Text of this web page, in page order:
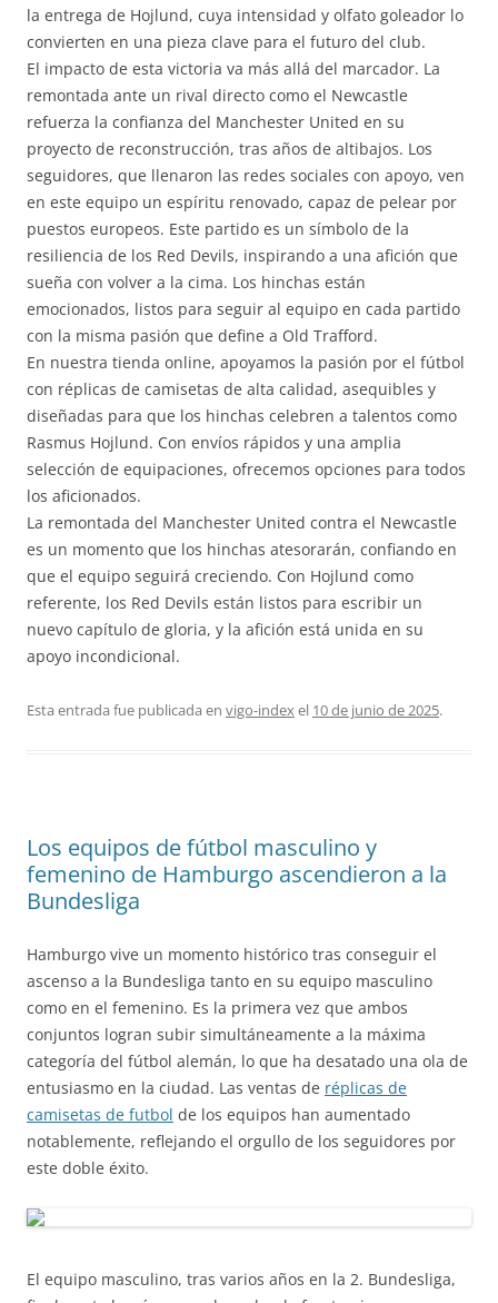
la entrega de Hojlund, cuya intensidad y olfato goleador lo
convierten en una pieza clave para el futuro del club.
El impacto de esta victoria va más allá del marcador. La
remontada ante un rival directo como el Newcastle
refuerza la confianza del Manchester United en su
proyecto de reconstrucción, tras años de altibajos. Los
seguidores, que llenaron las redes sociales con apoyo, ven
en este equipo un espíritu renovado, capaz de pelear por
puestos europeos. Este partido es un símbolo de la
resiliencia de los Red Devils, inspirando a una afición que
sueña con volver a la cima. Los hinchas están
emocionados, listos para seguir al equipo en cada partido
con la misma pasión que define a Old Trafford.
En nuestra tienda online, apoyamos la pasión por el fútbol
con réplicas de camisetas de alta calidad, asequibles y
diseñadas para que los hinchas celebren a talentos como
Rasmus Hojlund. Con envíos rápidos y una amplia
selección de equipaciones, ofrecemos opciones para todos
los aficionados.
La remontada del Manchester United contra el Newcastle
es un momento que los hinchas atesorarán, confiando en
que el equipo seguirá creciendo. Con Hojlund como
referente, los Red Devils están listos para escribir un
nuevo capítulo de gloria, y la afición está unida en su
apoyo incondicional.
Esta entrada fue publicada en vigo-indexel 10 de junio de 2025.
Los equipos de fútbol masculino y
femenino de Hamburgo ascendieron a la
Bundesliga
Hamburgo vive un momento histórico tras conseguir el
ascenso a la Bundesliga tanto en su equipo masculino
como en el femenino. Es la primera vez que ambos
conjuntos logran subir simultáneamente a la máxima
categoría del fútbol alemán, lo que ha desatado una ola de
entusiasmo en la ciudad. Las ventas de réplicas de
camisetas de futbol de los equipos han aumentado
notablemente, reflejando el orgullo de los seguidores por
este doble éxito.
El equipo masculino, tras varios años en la 2. Bundesliga,